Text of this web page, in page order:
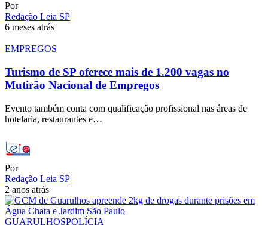
Por
Redação Leia SP
6 meses atrás
EMPREGOS
Turismo de SP oferece mais de 1.200 vagas no
Mutirão Nacional de Empregos
Evento também conta com qualificação profissional nas áreas de
hotelaria, restaurantes e…
Por
Redação Leia SP
2 anos atrás
GUARULHOSPOLÍCIA